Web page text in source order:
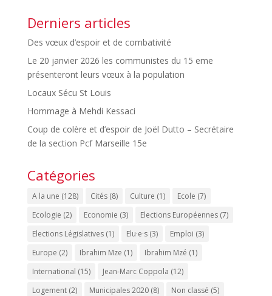
Derniers articles
Des vœux d’espoir et de combativité
Le 20 janvier 2026 les communistes du 15 eme
présenteront leurs vœux à la population
Locaux Sécu St Louis
Hommage à Mehdi Kessaci
Coup de colère et d’espoir de Joël Dutto – Secrétaire
de la section Pcf Marseille 15e
Catégories
A la une (128) Cités(8) Culture (1) Ecole (7)
Ecologie (2) Economie (3) Elections Européennes(7)
Elections Législatives(1) Elu·e·s(3) Emploi (3)
Europe (2) Ibrahim Mze (1) Ibrahim Mzé (1)
International (15) Jean-Marc Coppola (12)
Logement(2) Municipales 2020(8) Non classé (5)